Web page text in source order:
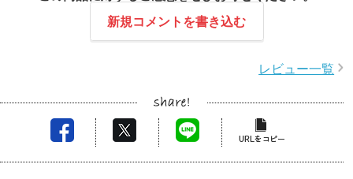
サイズ、価格、縫製ともにベストなバッグ!!
いつもとても丁寧に対応してくださり
安心していろいろ相談できます。
スタッフコメント
この度はレビュー投稿をいただきありがとうござい
新規コメントを書き込む
レビュー一覧